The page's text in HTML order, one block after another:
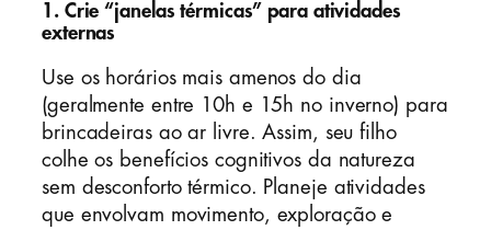
1. Crie “janelas térmicas” para atividades
externas
Use os horários mais amenos do dia
(geralmente entre 10h e 15h no inverno) para
brincadeiras ao ar livre. Assim, seu filho
colhe os benefícios cognitivos da natureza
sem desconforto térmico. Planeje atividades
que envolvam movimento, exploração e